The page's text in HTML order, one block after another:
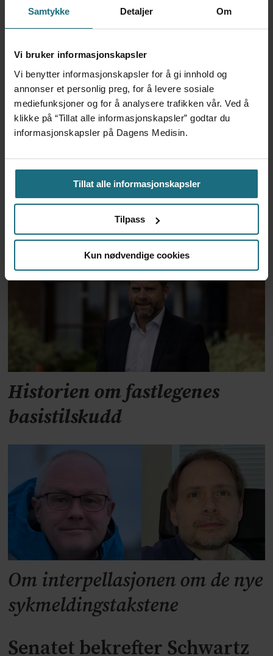
Samtykke Detaljer Om
Vi bruker informasjonskapsler
Vi benytter informasjonskapsler for å gi innhold og
annonser et personlig preg, for å levere sosiale
mediefunksjoner og for å analysere trafikken vår. Ved å
klikke på “Tillat alle informasjonskapsler” godtar du
informasjonskapsler på Dagens Medisin.
Tillat alle informasjonskapsler
Tilpass
Kun nødvendige cookies
klar
Voldshendelser på jobb:
Helse- og sosialtjenestene
rammes oftest
Historien om fastlegenes
basistilskudd
Om interpellasjonen om de nye
sykmeldingstakstene
Senatet bekrefter Schwartz